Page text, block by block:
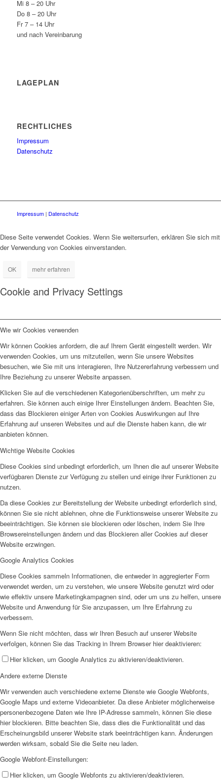
Mi 8 – 20 Uhr
Do 8 – 20 Uhr
Fr 7 – 14 Uhr
und nach Vereinbarung
LAGEPLAN
RECHTLICHES
Impressum
Datenschutz
Impressum| Datenschutz
Diese Seite verwendet Cookies. Wenn Sie weitersurfen, erklären Sie sich mit
der Verwendung von Cookies einverstanden.
OK mehr erfahren
Cookie and Privacy Settings
Wie wir Cookies verwenden
Wir können Cookies anfordern, die auf Ihrem Gerät eingestellt werden. Wir
verwenden Cookies, um uns mitzuteilen, wenn Sie unsere Websites
besuchen, wie Sie mit uns interagieren, Ihre Nutzererfahrung verbessern und
Ihre Beziehung zu unserer Website anpassen.
Klicken Sie auf die verschiedenen Kategorienüberschriften, um mehr zu
erfahren. Sie können auch einige Ihrer Einstellungen ändern. Beachten Sie,
dass das Blockieren einiger Arten von Cookies Auswirkungen auf Ihre
Erfahrung auf unseren Websites und auf die Dienste haben kann, die wir
anbieten können.
Wichtige Website Cookies
Diese Cookies sind unbedingt erforderlich, um Ihnen die auf unserer Website
verfügbaren Dienste zur Verfügung zu stellen und einige ihrer Funktionen zu
nutzen.
Da diese Cookies zur Bereitstellung der Website unbedingt erforderlich sind,
können Sie sie nicht ablehnen, ohne die Funktionsweise unserer Website zu
beeinträchtigen. Sie können sie blockieren oder löschen, indem Sie Ihre
Browsereinstellungen ändern und das Blockieren aller Cookies auf dieser
Website erzwingen.
Google Analytics Cookies
Diese Cookies sammeln Informationen, die entweder in aggregierter Form
verwendet werden, um zu verstehen, wie unsere Website genutzt wird oder
wie effektiv unsere Marketingkampagnen sind, oder um uns zu helfen, unsere
Website und Anwendung für Sie anzupassen, um Ihre Erfahrung zu
verbessern.
Wenn Sie nicht möchten, dass wir Ihren Besuch auf unserer Website
verfolgen, können Sie das Tracking in Ihrem Browser hier deaktivieren:
Hier klicken, um Google Analytics zu aktivieren/deaktivieren.
Andere externe Dienste
Wir verwenden auch verschiedene externe Dienste wie Google Webfonts,
Google Maps und externe Videoanbieter. Da diese Anbieter möglicherweise
personenbezogene Daten wie Ihre IP-Adresse sammeln, können Sie diese
hier blockieren. Bitte beachten Sie, dass dies die Funktionalität und das
Erscheinungsbild unserer Website stark beeinträchtigen kann. Änderungen
werden wirksam, sobald Sie die Seite neu laden.
Google Webfont-Einstellungen:
Hier klicken, um Google Webfonts zu aktivieren/deaktivieren.